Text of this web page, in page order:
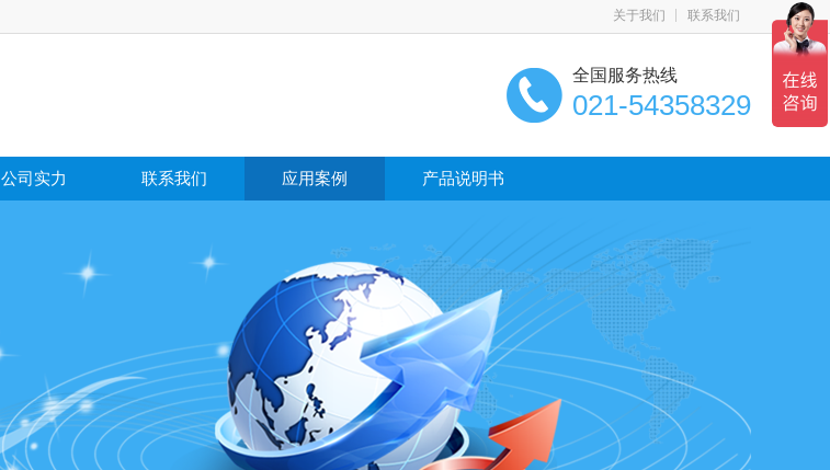
关于我们 联系我们
全国服务热线
021-54358329
公司实力 联系我们 应用案例 产品说明书